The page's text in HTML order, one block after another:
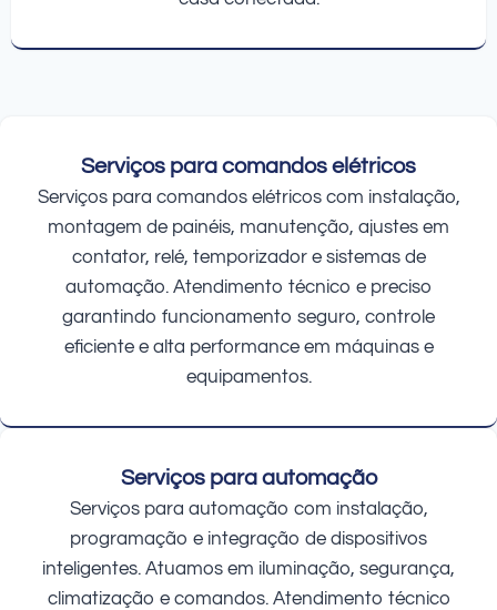
Serviços para comandos elétricos
Serviços para comandos elétricos com instalação,
montagem de painéis, manutenção, ajustes em
contator, relé, temporizador e sistemas de
automação. Atendimento técnico e preciso
garantindo funcionamento seguro, controle
eficiente e alta performance em máquinas e
equipamentos.
Serviços para automação
Serviços para automação com instalação,
programação e integração de dispositivos
inteligentes. Atuamos em iluminação, segurança,
climatização e comandos. Atendimento técnico